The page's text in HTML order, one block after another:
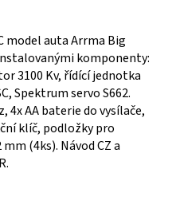
model auta Arrma Big
komponenty:
3100 Kv, řídící jednotka
Spektrum servo S662.
4x AA baterie do vysílače,
klíč, podložky pro
(4ks). Návod CZ a